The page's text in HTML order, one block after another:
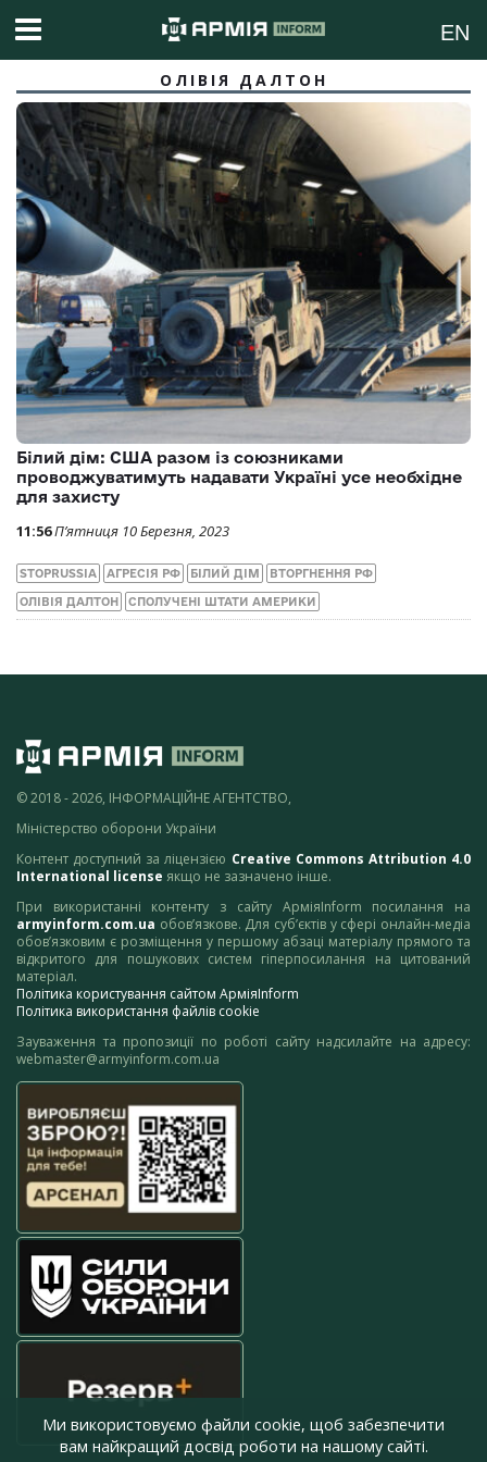
EN
ОЛІВІЯ ДАЛТОН
Білий дім: США разом із союзниками
проводжуватимуть надавати Україні усе необхідне
для захисту
11:56П’ятниця 10 Березня, 2023
STOPRUSSIA АГРЕСІЯ РФ БІЛИЙ ДІМ ВТОРГНЕННЯ РФ
ОЛІВІЯ ДАЛТОН СПОЛУЧЕНІ ШТАТИ АМЕРИКИ
© 2018 - 2026, ІНФОРМАЦІЙНЕ АГЕНТСТВО,
Міністерство оборони України
Контент доступний за ліцензією Creative Commons Attribution 4.0
International license якщо не зазначено інше.
При використанні контенту з сайту АрміяInform посилання на
armyinform.com.ua обов’язкове. Для суб’єктів у сфері онлайн-медіа
обов’язковим є розміщення у першому абзаці матеріалу прямого та
відкритого для пошукових систем гіперпосилання на цитований
матеріал.
Політика користування сайтом АрміяInform
Політика використання файлів cookie
Зауваження та пропозиції по роботі сайту надсилайте на адресу:
webmaster@armyinform.com.ua
Ми використовуємо файли cookie, щоб забезпечити
вам найкращий досвід роботи на нашому сайті.